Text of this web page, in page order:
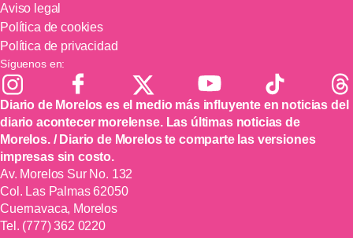
Aviso legal
Política de cookies
Política de privacidad
Síguenos en:
Diario de Morelos es el medio más influyente en noticias del
diario acontecer morelense. Las últimas noticias de
Morelos. / Diario de Morelos te comparte las versiones
impresas sin costo.
Av. Morelos Sur No. 132
Col. Las Palmas 62050
Cuernavaca, Morelos
Tel. (777) 362 0220